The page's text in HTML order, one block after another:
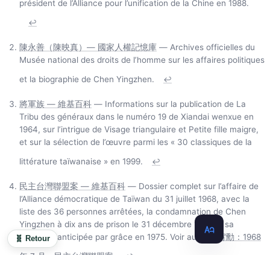
président de l’Alliance pour l’unification de la Chine en 1988.
↩
陳永善（陳映真）— 國家人權記憶庫 — Archives officielles du
Musée national des droits de l’homme sur les affaires politiques
et la biographie de Chen Yingzhen.
↩
將軍族 — 維基百科 — Informations sur la publication de La
Tribu des généraux dans le numéro 19 de Xiandai wenxue en
1964, sur l’intrigue de Visage triangulaire et Petite fille maigre,
et sur la sélection de l’œuvre parmi les « 30 classiques de la
littérature taïwanaise » en 1999.
↩
民主台灣聯盟案 — 維基百科 — Dossier complet sur l’affaire de
l’Alliance démocratique de Taïwan du 31 juillet 1968, avec la
liste des 36 personnes arrêtées, la condamnation de Chen
Yingzhen à dix ans de prison le 31 décembre 1968 et sa
libération anticipée par grâce en 1975. Voir aussi
朱宥勳：1968
🧬 Retour